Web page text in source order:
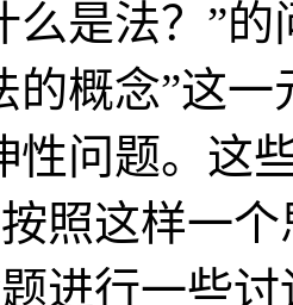
么是法？”
的概念”这
性问题。这
照这样一
进行一些